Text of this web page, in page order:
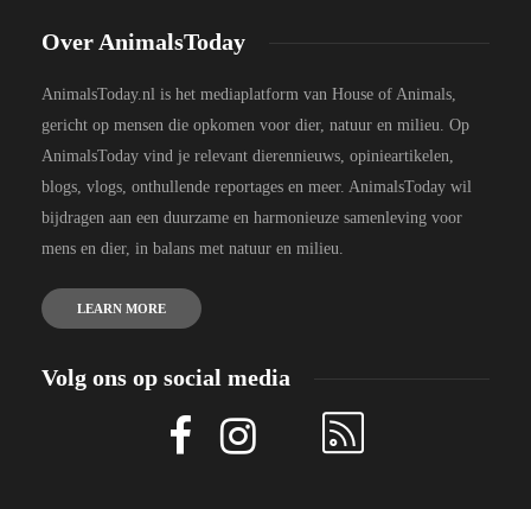
Over AnimalsToday
AnimalsToday.nl is het mediaplatform van House of Animals,
gericht op mensen die opkomen voor dier, natuur en milieu. Op
AnimalsToday vind je relevant dierennieuws, opinieartikelen,
blogs, vlogs, onthullende reportages en meer. AnimalsToday wil
bijdragen aan een duurzame en harmonieuze samenleving voor
mens en dier, in balans met natuur en milieu.
LEARN MORE
Volg ons op social media